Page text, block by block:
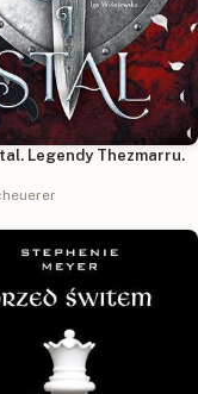
Legendy Thezmarru.